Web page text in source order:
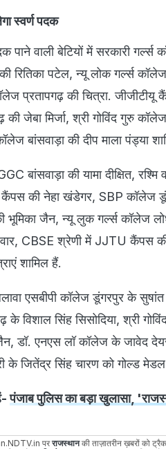
स्वर्ण पदक
पाने वाली बेटियों में सरकारी
रितिका पटेल, न्यू लोक गर्ल्स
प्रतापगढ़ की चित्रा.
जेबा मिर्जा, श्री गोविंद गुरु
बांसवाड़ा की दीप माला पंड्या
बांसवाड़ा की यामा दीक्षित,
की नेहा खंडेगर, SBP कॉलेज
भूमिका जैन, न्यू लुक गर्ल्स कॉलेज
CBSE श्रेणी में JJTU कैंपस की
शामिल हैं.
एसबीपी कॉलेज डूंगरपुर के सुषांत
के विशाल सिंह सिसोदिया, श्री
डॉ. एनएस लॉ कॉलेज के जावेद
के जितेंद्र सिंह चारण को गोल्ड मेडल
पंजाब पुलिस का बड़ा खुलासा,
परराजस्थानकी ताज़ातरीन ख़बरों को